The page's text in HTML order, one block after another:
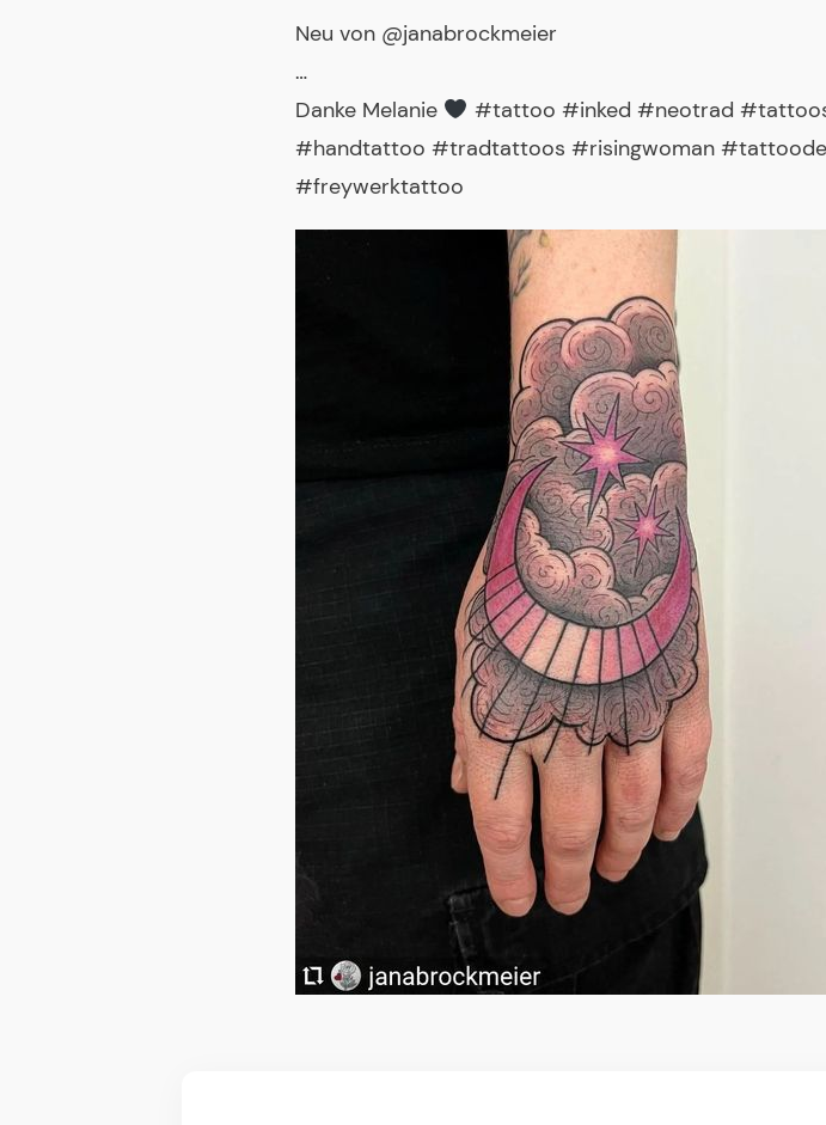
Neu von @janabrockmeier
…
Danke Melanie
#tattoo #inked #neotrad
#handtattoo #tradtattoos #risingwoman
#freywerktattoo